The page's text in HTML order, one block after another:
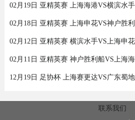
02月19日 亚精英赛 上海海港VS横滨水
02月18日 亚精英赛 上海申花VS神户胜
02月12日 亚精英赛 横滨水手VS上海申
02月11日 亚精英赛 神户胜利船VS上海
12月19日 足协杯 上海赛更达VS广东蜀
联系我们